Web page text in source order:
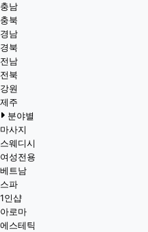
충남
충북
경남
경북
전남
전북
강원
제주
분야별
마사지
스웨디시
여성전용
베트남
스파
1인샵
아로마
에스테틱